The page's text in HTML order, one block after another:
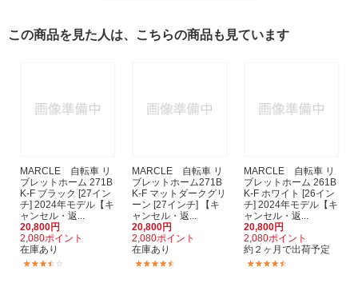
この商品を見た人は、こちらの商品も見ています
MARCLE 自転車 リ
ブレットホーム 271B
K-F ブラック [27イン
チ] 2024年モデル【キ
ャンセル・返...
20,800円
2,080ポイント
在庫あり
MARCLE 自転車 リ
ブレットホーム271B
K-F マットダークグリ
ーン [27インチ] 【キ
ャンセル・返...
20,800円
2,080ポイント
在庫あり
MARCLE 自転車 リ
ブレットホーム 261B
K-F ホワイト [26イン
チ] 2024年モデル【キ
ャンセル・返...
20,800円
2,080ポイント
約２ヶ月で出荷予定